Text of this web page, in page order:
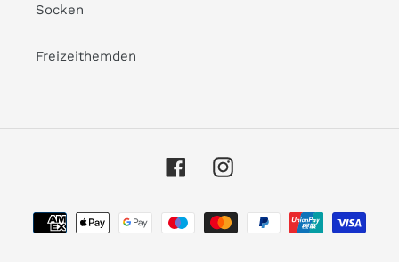
Socken
Freizeithemden
FacebookInstagram
Zahlungsarten